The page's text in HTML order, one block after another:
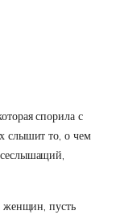
спорила с
слышит то, о чем
женщин, пусть